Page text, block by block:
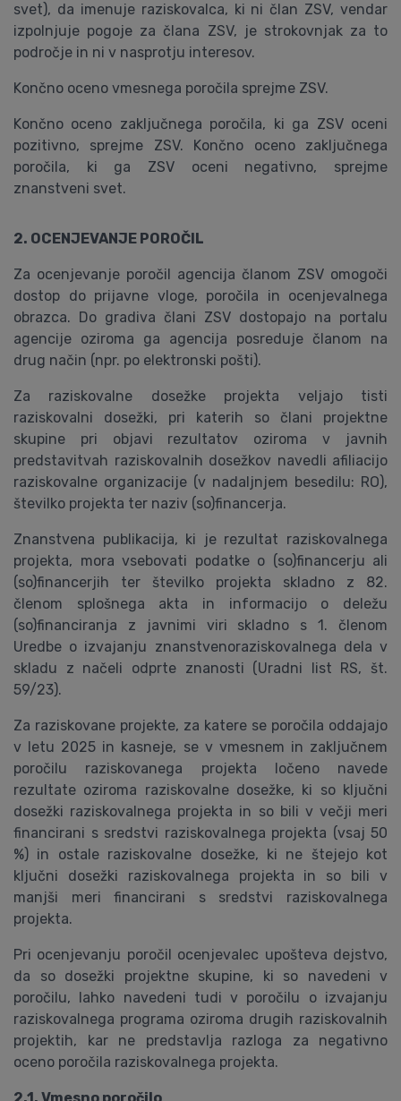
svet), da imenuje raziskovalca, ki ni član ZSV, vendar
izpolnjuje pogoje za člana ZSV, je strokovnjak za to
področje in ni v nasprotju interesov.
Končno oceno vmesnega poročila sprejme ZSV.
Končno oceno zaključnega poročila, ki ga ZSV oceni
pozitivno, sprejme ZSV. Končno oceno zaključnega
poročila, ki ga ZSV oceni negativno, sprejme
znanstveni svet.
2. OCENJEVANJE POROČIL
Za ocenjevanje poročil agencija članom ZSV omogoči
dostop do prijavne vloge, poročila in ocenjevalnega
obrazca. Do gradiva člani ZSV dostopajo na portalu
agencije oziroma ga agencija posreduje članom na
drug način (npr. po elektronski pošti).
Za raziskovalne dosežke projekta veljajo tisti
raziskovalni dosežki, pri katerih so člani projektne
skupine pri objavi rezultatov oziroma v javnih
predstavitvah raziskovalnih dosežkov navedli afiliacijo
raziskovalne organizacije (v nadaljnjem besedilu: RO),
številko projekta ter naziv (so)financerja.
Znanstvena publikacija, ki je rezultat raziskovalnega
projekta, mora vsebovati podatke o (so)financerju ali
(so)financerjih ter številko projekta skladno z 82.
členom splošnega akta in informacijo o deležu
(so)financiranja z javnimi viri skladno s 1. členom
Uredbe o izvajanju znanstvenoraziskovalnega dela v
skladu z načeli odprte znanosti (Uradni list RS, št.
59/23).
Za raziskovane projekte, za katere se poročila oddajajo
v letu 2025 in kasneje, se v vmesnem in zaključnem
poročilu raziskovanega projekta ločeno navede
rezultate oziroma raziskovalne dosežke, ki so ključni
dosežki raziskovalnega projekta in so bili v večji meri
financirani s sredstvi raziskovalnega projekta (vsaj 50
%) in ostale raziskovalne dosežke, ki ne štejejo kot
ključni dosežki raziskovalnega projekta in so bili v
manjši meri financirani s sredstvi raziskovalnega
projekta.
Pri ocenjevanju poročil ocenjevalec upošteva dejstvo,
da so dosežki projektne skupine, ki so navedeni v
poročilu, lahko navedeni tudi v poročilu o izvajanju
raziskovalnega programa oziroma drugih raziskovalnih
projektih, kar ne predstavlja razloga za negativno
oceno poročila raziskovalnega projekta.